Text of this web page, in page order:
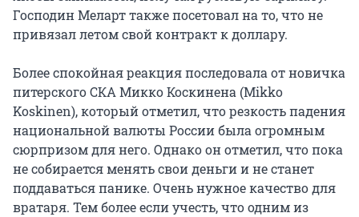
Господин Меларт также посетовал на то, что не
привязал летом свой контракт к доллару.
Более спокойная реакция последовала от новичка
питерского СКА Микко Коскинена (Mikko
Koskinen), который отметил, что резкость падения
национальной валюты России была огромным
сюрпризом для него. Однако он отметил, что пока
не собирается менять свои деньги и не станет
поддаваться панике. Очень нужное качество для
вратаря. Тем более если учесть, что одним из